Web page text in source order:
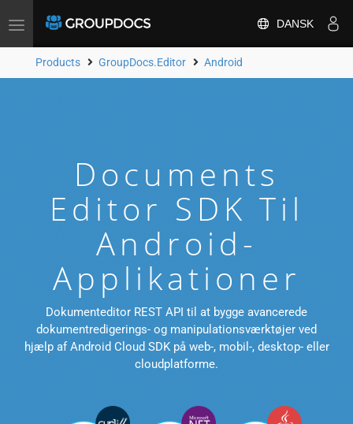
Toggle
DANSK
Products GroupDocs.Editor Android
Documents
Editor SDK Til
Android-
Applikationer
Dokumenteditor REST API til at bygge avancerede
dokumentredigerings- og manipulationsværktøjer ved
hjælp af Android Cloud SDK på web-, mobil-, desktop- eller
cloudplatforme.